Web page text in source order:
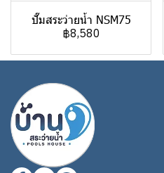
ปั๊มสระว่ายน้ำ NSM75
฿8,580